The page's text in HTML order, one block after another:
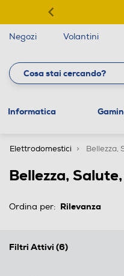
Negozi Volantini
Informatica
Elettrodomestici Bellezza,
Bellezza,
Ordina per:
Filtri Attivi (6)